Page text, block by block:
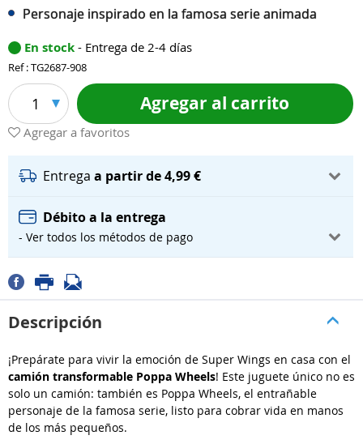
Personaje inspirado en la famosa serie animada
En stock - Entrega de 2-4 días
Ref : TG2687-908
1 Agregar al carrito
Agregar a favoritos
Entrega a partir de 4,99 €
Débito a la entrega
- Ver todos los métodos de pago
Descripción
¡Prepárate para vivir la emoción de Super Wings en casa con el
camión transformable Poppa Wheels! Este juguete único no es
solo un camión: también es Poppa Wheels, el entrañable
personaje de la famosa serie, listo para cobrar vida en manos
de los más pequeños.